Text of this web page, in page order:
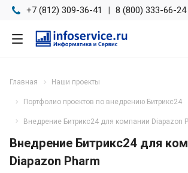
+7 (812) 309-36-41 | 8 (800) 333-66-24
Главная Наши проекты
Портфолио проектов по внедрению Битрикс24
Внедрение Битрикс24 для компании Diapazon
Внедрение Битрикс24 для
Diapazon Pharm